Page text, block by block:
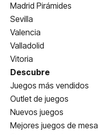
Madrid Pirámides
Sevilla
Valencia
Valladolid
Vitoria
Descubre
Juegos más vendidos
Outlet de juegos
Nuevos juegos
Mejores juegos de mesa